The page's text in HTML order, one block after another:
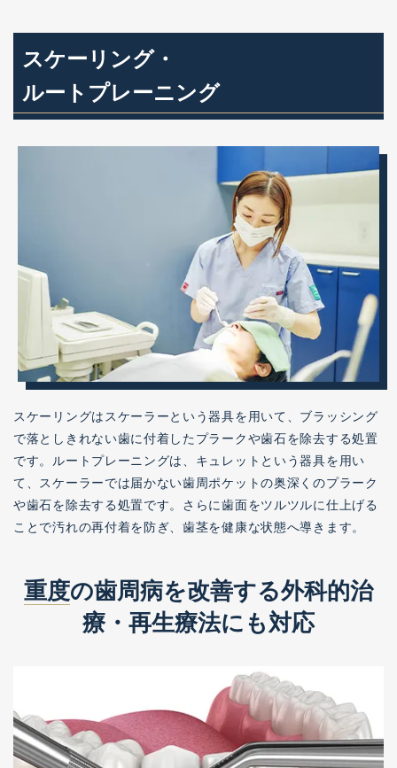
スケーリング・
ルートプレーニング
スケーリングはスケーラーという器具を用いて、ブラッシング
で落としきれない歯に付着したプラークや歯石を除去する処置
です。ルートプレーニングは、キュレットという器具を用い
て、スケーラーでは届かない歯周ポケットの奥深くのプラーク
や歯石を除去する処置です。さらに歯面をツルツルに仕上げる
ことで汚れの再付着を防ぎ、歯茎を健康な状態へ導きます。
重度の歯周病を改善する外科的治
療・再生療法にも対応